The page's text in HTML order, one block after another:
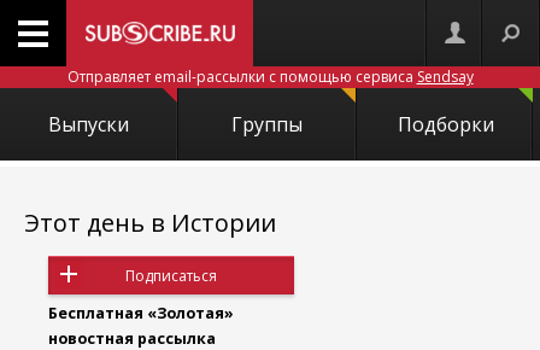
Отправляет email-рассылки с помощью сервиса Sendsay
Выпуски Группы Подборки
Этот день в Истории
Подписаться
Бесплатная «Золотая»
новостная рассылка